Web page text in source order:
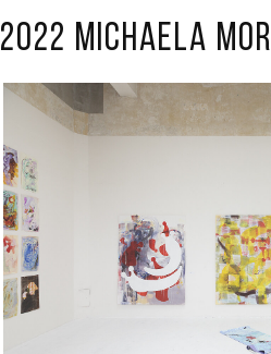
2022 Michaela